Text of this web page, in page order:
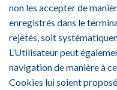
non les accepter de
enregistrés dans le
rejetés, soit
L’Utilisateur peut
navigation de manière à
Cookies lui soient